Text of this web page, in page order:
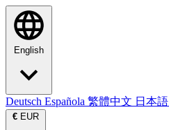
English
Deutsch Española 繁體中文 日本語
€ EUR